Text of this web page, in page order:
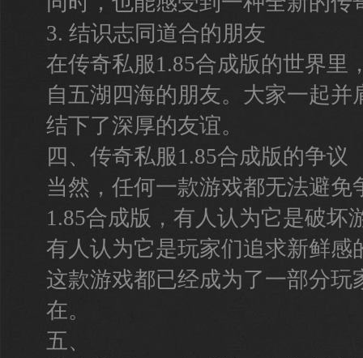
3. 结识志同道合的朋友
在传奇私服1.85合成版的世界里
自五湖四海的朋友。大家一起并
结下了深厚的友谊。
四、传奇私服1.85合成版的争议
当然，任何一款游戏都无法避免
1.85合成版，有人认为它是破坏
有人认为它是玩家们追求新鲜感
这款游戏都已经成为了一部分玩
在。
五、